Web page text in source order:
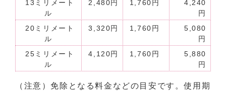
13ミリメート
ル
2,480円 1,760円
4,240
円
20ミリメート
ル
3,320円 1,760円
5,080
円
25ミリメート
ル
4,120円 1,760円
5,880
円
（注意）免除となる料金などの目安です。使用期